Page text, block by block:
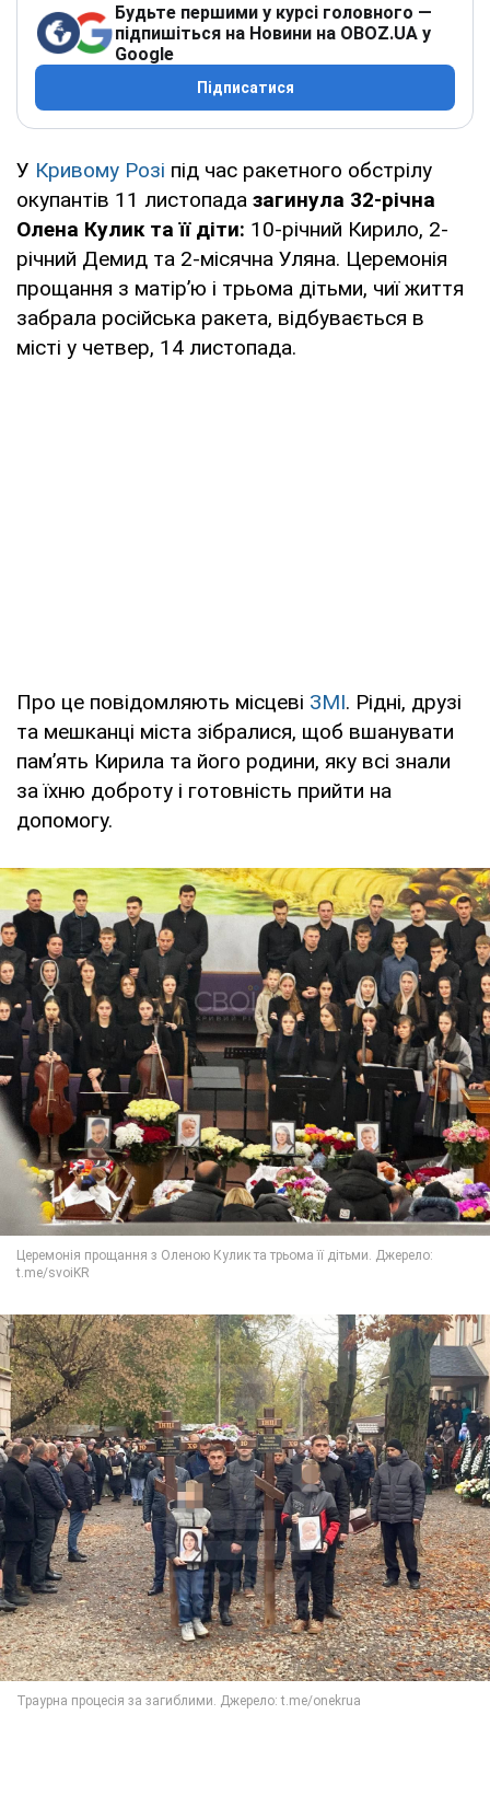
Будьте першими у курсі головного —
підпишіться на Новини на OBOZ.UA у
Google
Підписатися
У Кривому Розі під час ракетного обстрілу
окупантів 11 листопада загинула 32-річна
Олена Кулик та її діти: 10-річний Кирило, 2-
річний Демид та 2-місячна Уляна. Церемонія
прощання з матір’ю і трьома дітьми, чиї життя
забрала російська ракета, відбувається в
місті у четвер, 14 листопада.
Про це повідомляють місцеві ЗМІ. Рідні, друзі
та мешканці міста зібралися, щоб вшанувати
пам’ять Кирила та його родини, яку всі знали
за їхню доброту і готовність прийти на
допомогу.